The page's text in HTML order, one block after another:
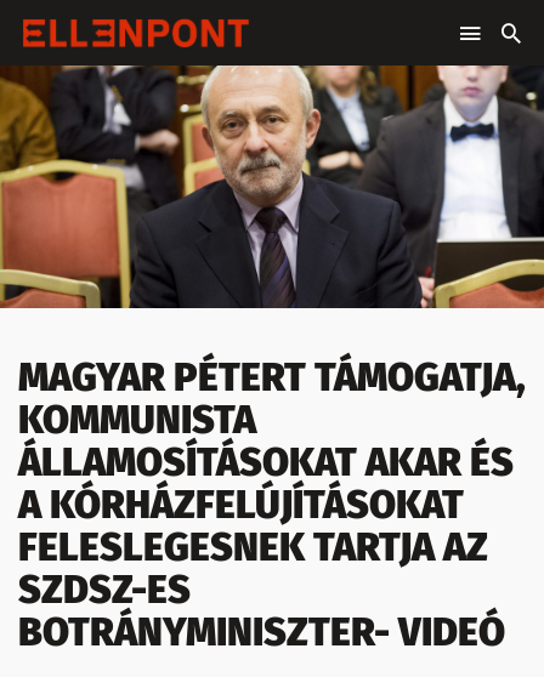
MAGYAR PÉTERT TÁMOGATJA,
KOMMUNISTA
ÁLLAMOSÍTÁSOKAT AKAR ÉS
A KÓRHÁZFELÚJÍTÁSOKAT
FELESLEGESNEK TARTJA AZ
SZDSZ-ES
BOTRÁNYMINISZTER- VIDEÓ